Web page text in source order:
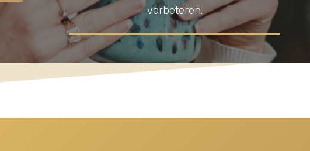
verbeteren.